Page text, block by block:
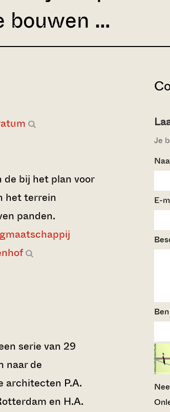
bouwen …
de bij het plan voor
het terrein
panden.
serie van 29
naar de
architecten P.A.
en H.A.
Je
E-